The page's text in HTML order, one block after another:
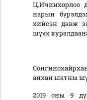
Ц.Ичинхорлоо
нарын
хийсэн давж
шүүх
анхан шатны
2019 оны 9